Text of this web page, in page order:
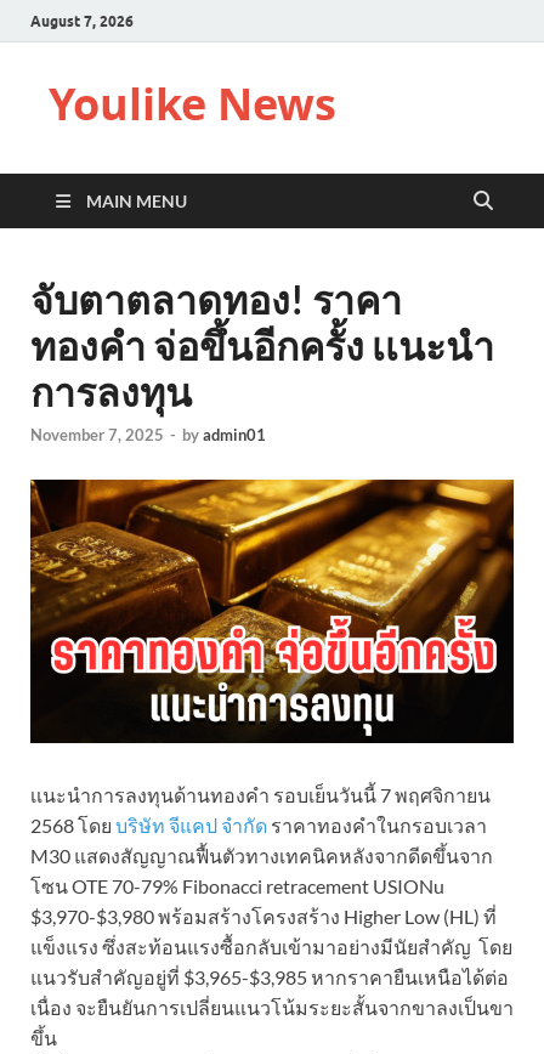
August 7, 2026
Youlike News
MAIN MENU
จับตาตลาดทอง! ราคา
ทองคำ จ่อขึ้นอีกครั้ง เเนะนำ
การลงทุน
November 7, 2025 - byadmin01
เเนะนำการลงทุนด้านทองคำ รอบเย็นวันนี้ 7 พฤศจิกายน
2568 โดย บริษัท จีแคป จำกัด ราคาทองคำในกรอบเวลา
M30 แสดงสัญญาณฟื้นตัวทางเทคนิคหลังจากดีดขึ้นจาก
โซน OTE 70-79% Fibonacci retracement USIONu
$3,970-$3,980 พร้อมสร้างโครงสร้าง Higher Low (HL) ที่
แข็งแรง ซึ่งสะท้อนแรงซื้อกลับเข้ามาอย่างมีนัยสำคัญ โดย
แนวรับสำคัญอยู่ที่ $3,965-$3,985 หากราคายืนเหนือได้ต่อ
เนื่อง จะยืนยันการเปลี่ยนแนวโน้มระยะสั้นจากขาลงเป็นขา
ขึ้น